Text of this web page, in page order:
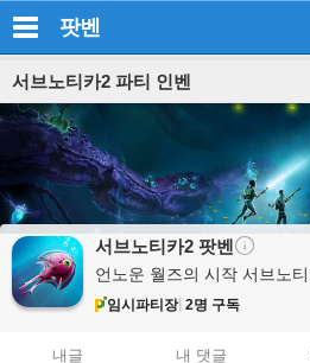
팟벤
서브노티카2 파티 인벤
서브노티카2 팟벤
임시파티장 2명 구독
언노운 월즈의 시작 서브노
내글 내 댓글